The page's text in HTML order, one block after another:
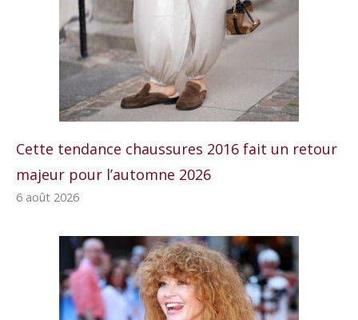
Cette tendance chaussures 2016 fait un retour
majeur pour l’automne 2026
6 août 2026